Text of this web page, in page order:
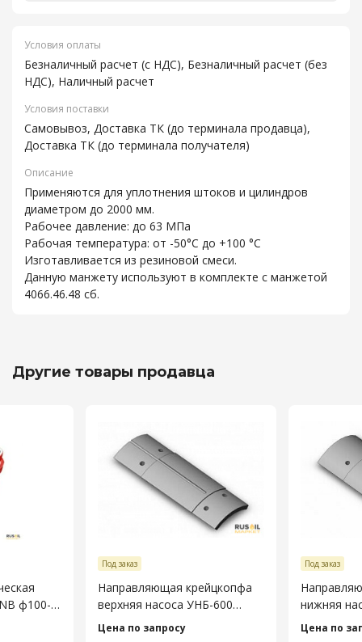
Условия оплаты
Безналичный расчет (с НДС), Безналичный расчет (без
НДС), Наличный расчет
Условия поставки
Самовывоз, Доставка ТК (до терминала продавца),
Доставка ТК (до терминала получателя)
Описание
Применяются для уплотнения штоков и цилиндров
диаметром до 2000 мм.
Рабочее давление: до 63 МПа
Рабочая температура: от -50°С до +100 °С
Изготавливается из резиновой смеси.
Данную манжету используют в комплекте с манжетой
4066.46.48 сб.
Другие товары продавца
ф100-
Под заказ
Направляющая крейцкопфа
верхняя насоса УНБ-600
4045.53.106-4
Цена по запросу
Под заказ
нижняя
Цена по